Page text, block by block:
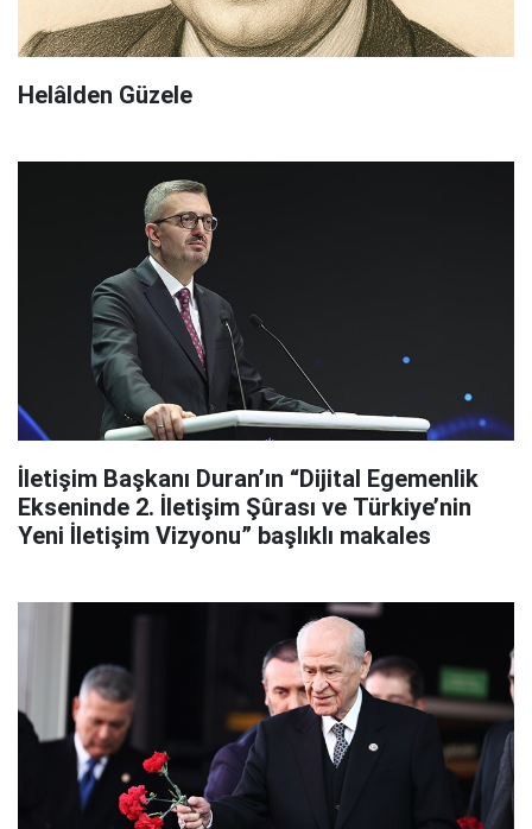
Helâlden Güzele
İletişim Başkanı Duran’ın “Dijital Egemenlik
Ekseninde 2. İletişim Şûrası ve Türkiye’nin
Yeni İletişim Vizyonu” başlıklı makales